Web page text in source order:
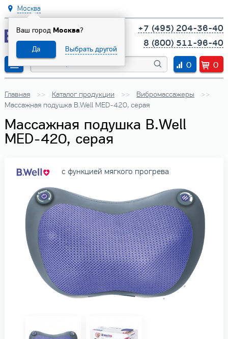
Москва
Ваш город Москва?
Да Выбрать другой
+7 (495) 204-36-40
8 (800) 511-96-40
0
0
Главная Каталог продукции
Вибромассажеры
Массажная подушка B.Well MED-420, серая
Массажная подушка B.Well
MED-420, серая
с функцией мягкого прогрева